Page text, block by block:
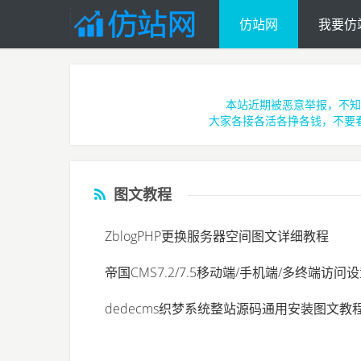
仿站网 我要仿
本站近期被恶意举报，不
大家各接各活各挣各钱，不
图文教程
ZblogPHP更换服务器空间图文详细教程
帝国CMS7.2/7.5移动端/手机端/多终端访问
dedecms织梦系统整站源码通用安装图文教